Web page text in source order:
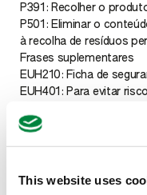
This website uses
P391: Recolher o
P501: Eliminar o
à recolha de resíduos
Frases suplementares
EUH210: Ficha de
EUH401: Para evitar
SP1: Não poluir a água
evacuação de águas